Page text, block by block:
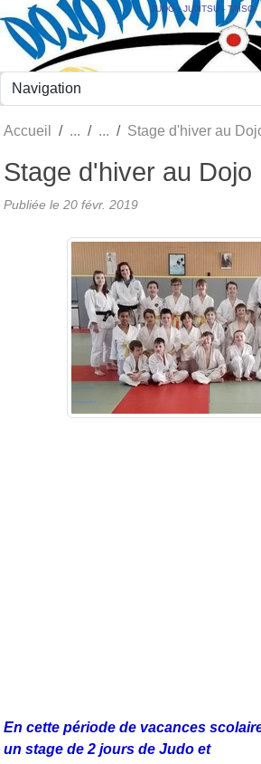
JUDO - JUJITSU - TAÏSO
Accueil Stage d'hiver au
Stage d'hiver au Dojo
Publiée le 20 févr. 2019
En cette période de vacances
un stage de 2 jours de Judo et
Panneau de gestion des cookies